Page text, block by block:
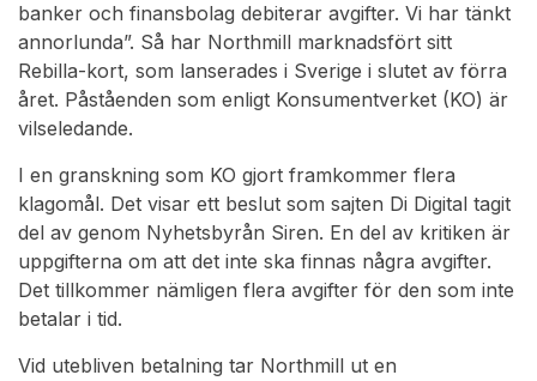
banker och finansbolag debiterar avgifter. Vi har tänkt
annorlunda”. Så har Northmill marknadsfört sitt
Rebilla-kort, som lanserades i Sverige i slutet av förra
året. Påståenden som enligt Konsumentverket (KO) är
vilseledande.
I en granskning som KO gjort framkommer flera
klagomål. Det visar ett beslut som sajten Di Digital tagit
del av genom Nyhetsbyrån Siren. En del av kritiken är
uppgifterna om att det inte ska finnas några avgifter.
Det tillkommer nämligen flera avgifter för den som inte
betalar i tid.
Vid utebliven betalning tar Northmill ut en